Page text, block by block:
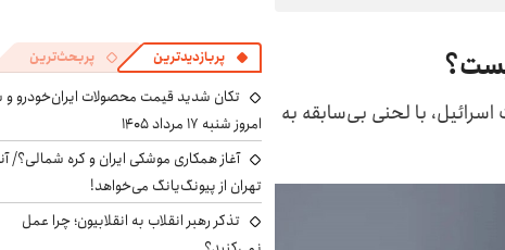
با لحنی بی‌سابقه به
پربازدیدترین پربحث‌ترین
تکان شدید قیمت محصولات ایران‌خودرو و
امروز شنبه ۱۷ مرداد ۱۴۰۵
آغاز همکاری موشکی ایران و کره شمالی؟/
تهران از پیونگ‌یانگ می‌خواهد!
تذکر رهبر انقلاب به انقلابیون؛ چرا عمل